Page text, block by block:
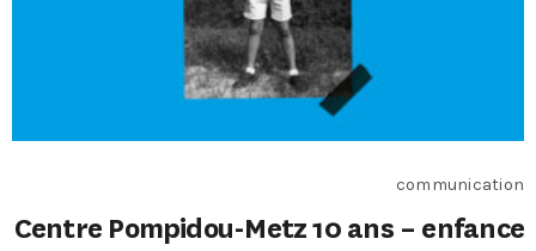
communication
Centre Pompidou-Metz 10 ans – enfance